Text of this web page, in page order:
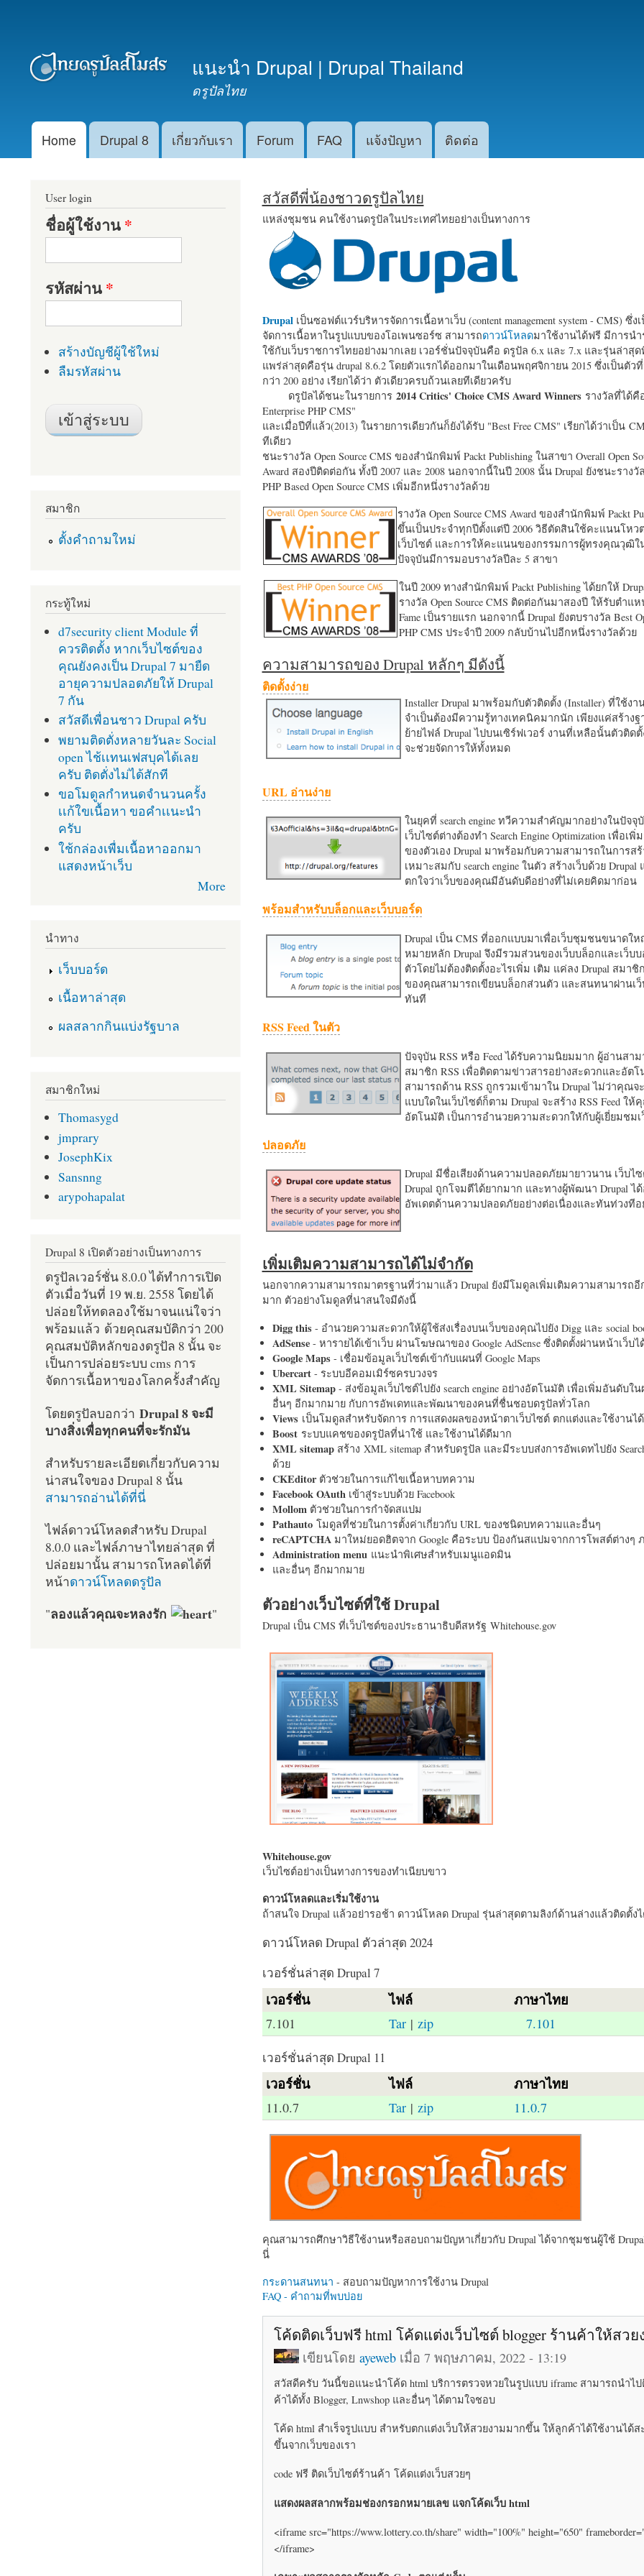
หลัก
แนะนำ Drupal | Drupal Thailand
ดรูปัลไทย
Main menu
Home Drupal 8 เกี่ยวกับเรา Forum FAQ แจ้งปัญหา ติดต่อ
สวัสดีพี่น้องชาวดรูปัลไทย
แหล่งชุมชน คนใช้งานดรูปัลในประเทศไทยอย่างเป็นทางการ
Drupalเป็นซอฟต์แวร์บริหารจัดการเนื้อหาเว็บ (content management system - CMS) ซึ่ง
จัดการเนื้อหาในรูปแบบของโอเพนซอร์ซ สามารถดาวน์โหลดมาใช้งานได้ฟรี มีการน
ใช้กับเว็บราชการไทยอย่างมากเลย เวอร์ชั่นปัจจุบันคือ ดรูปัล 6.x และ 7.x และรุ่นล่าสุด
แพร่ล่าสุดคือรุ่น drupal 8.6.2 โดยตัวแรกได้ออกมาในเดือนพฤศจิกายน 2015 ซึ่งเป็นตั
กว่า 200 อย่าง เรียกได้ว่า ตัวเดียวครบถ้วนเลยทีเดียวครับ
ดรูปัลได้ชนะในรายการ 2014 Critics' Choice CMS Award Winners รางวัลที่ได้คื
Enterprise PHP CMS"
และเมื่อปีที่แล้ว(2013) ในรายการเดียวกันก็ยังได้รับ "Best Free CMS" เรียกได้ว่าเป็น
ทีเดียว
ชนะรางวัล Open Source CMS ของสำนักพิมพ์ Packt Publishing ในสาขา Overall Open
Award สองปีติดต่อกัน ทั้งปี 2007 และ 2008 นอกจากนี้ในปี 2008 นั้น Drupal ยังชนะรางวั
PHP Based Open Source CMS เพิ่มอีกหนึ่งรางวัลด้วย
รางวัล Open Source CMS Award ของสำนักพิมพ์ Packt
ขึ้นเป็นประจำทุกปีตั้งแต่ปี 2006 วิธีตัดสินใช้คะแนนโหว
เว็บไซต์ และการให้คะแนนของกรรมการผู้ทรงคุณวุฒิใ
ปัจจุบันมีการมอบรางวัลปีละ 5 สาขา
ในปี 2009 ทางสำนักพิมพ์ Packt Publishing ได้ยกให้
รางวัล Open Source CMS ติดต่อกันมาสองปี ให้รับตำแ
Fame เป็นรายแรก นอกจากนี้ Drupal ยังตบรางวัล Best
PHP CMS ประจำปี 2009 กลับบ้านไปอีกหนึ่งรางวัลด้วย
ความสามารถของ Drupal หลักๆ มีดังนี้
ติดตั้งง่าย
Installer Drupal มาพร้อมกับตัวติดตั้ง (Installer) ที่ใช้งา
จำเป็นต้องมีความรู้ทางเทคนิคมากนัก เพียงแค่สร้าง
ย้ายไฟล์ Drupal ไปบนเซิร์ฟเวอร์ งานที่เหลือนั้นตัวติดตั้
จะช่วยจัดการให้ทั้งหมด
URL อ่านง่าย
ในยุคที่ search engine ทวีความสำคัญมากอย่างในปัจจุ
เว็บไซต์ต่างต้องทำ Search Engine Optimization เพื่อเ
ของตัวเอง Drupal มาพร้อมกับความสามารถในการสร้
เหมาะสมกับ search engine ในตัว สร้างเว็บด้วย
ตกใจว่าเว็บของคุณมีอันดับดีอย่างที่ไม่เคยคิดมาก่อน
พร้อมสำหรับบล็อกและเว็บบอร์ด
Drupal เป็น CMS ที่ออกแบบมาเพื่อเว็บชุมชนขนาดให
หมายหลัก Drupal จึงมีรวมส่วนของเว็บบล็อกและเว็บ
ตัวโดยไม่ต้องติดตั้งอะไรเพิ่ม เติม แค่ลง Drupal สมาชิ
ของคุณสามารถเขียนบล็อกส่วนตัว และสนทนาผ่านเว็
ทันที
RSS Feed ในตัว
ปัจจุบัน RSS หรือ Feed ได้รับความนิยมมาก ผู้อ่านสา
สมาชิก RSS เพื่อติดตามข่าวสารอย่างสะดวกและอัต
สามารถด้าน RSS ถูกรวมเข้ามาใน Drupal ไม่ว่าคุณจ
แบบใดในเว็บไซต์ก็ตาม Drupal จะสร้าง RSS Feed ให้
อัตโนมัติ เป็นการอำนวยความสะดวกใหักับผู้เยี่ยมชม
ปลอดภัย
Drupal มีชื่อเสียงด้านความปลอดภัยมายาวนาน เว็บไ
Drupal ถูกโจมตีได้ยากมาก และทางผู้พัฒนา Drupal ไ
อัพเดตด้านความปลอดภัยอย่างต่อเนื่องและทันท่วงทีอ
เพิ่มเติมความสามารถได้ไม่จำกัด
นอกจากความสามารถมาตรฐานที่ว่ามาแล้ว Drupal ยังมีโมดูลเพิ่มเติมความสามารถอี
มาก ตัวอย่างโมดูลที่น่าสนใจมีดังนี้
Digg this- อำนวยความสะดวกให้ผู้ใช้ส่งเรื่องบนเว็บของคุณไปยัง Digg และ social
AdSense- หารายได้เข้าเว็บ ผ่านโฆษณาของ Google AdSense ซึ่งติดตั้งผ่านหน้าเว็บไ
Google Maps- เชื่อมข้อมูลเว็บไซต์เข้ากับแผนที่ Google Maps
Ubercart- ระบบอีคอมเมิร์ซครบวงจร
XML Sitemap- ส่งข้อมูลเว็บไซต์ไปยัง search engine อย่างอัตโนมัติ เพื่อเพิ่มอันดับใ
อื่นๆ อีกมากมาย กับการอัพเดทและพัฒนาของคนที่ชื่นชอบดรูปัลทั่วโลก
Views เป็นโมดูลสำหรับจัดการ การแสดงผลของหน้าตาเว็บไซต์ ตกแต่งและใช้งานไ
Boost ระบบแคชของดรูปัลที่น่าใช้ และใช้งานได้ดีมาก
XML sitemapสร้าง XML sitemap สำหรับดรูปัล และมีระบบส่งการอัพเดทไปยัง
ด้วย
CKEditorตัวช่วยในการแก้ไขเนื้อหาบทความ
Facebook OAuth เข้าสู่ระบบด้วย Facebook
Mollom ตัวช่วยในการกำจัดสแปม
Pathautoโมดูลที่ช่วยในการตั้งค่าเกี่ยวกับ URL ของชนิดบทความและอื่นๆ
reCAPTCHA มาใหม่ยอดฮิตจาก Google คือระบบ ป้องกันสแปมจากการโพสต์ต่างๆ
Administration menu แนะนำพิเศษสำหรับเมนูแอดมิน
และอื่นๆ อีกมากมาย
ตัวอย่างเว็บไซต์ที่ใช้ Drupal
Drupal เป็น CMS ที่เว็บไซต์ของประธานาธิบดีสหรัฐ Whitehouse.gov
Whitehouse.gov
เว็บไซต์อย่างเป็นทางการของทำเนียบขาว
ดาวน์โหลดและเริ่มใช้งาน
ถ้าสนใจ Drupal แล้วอย่ารอช้า ดาวน์โหลด Drupal รุ่นล่าสุดตามลิงก์ด้านล่างแล้วติดตั้ง
ดาวน์โหลด Drupal ตัวล่าสุด 2024
เวอร์ชั่นล่าสุด Drupal 7
เวอร์ชั่น ไฟล์ ภาษาไทย
7.101 Tar| zip 7.101
เวอร์ชั่นล่าสุด Drupal 11
เวอร์ชั่น ไฟล์ ภาษาไทย
11.0.7 Tar| zip 11.0.7
คุณสามารถศึกษาวิธีใช้งานหรือสอบถามปัญหาเกี่ยวกับ Drupal ได้จากชุมชนผู้ใช้
นี่
กระดานสนทนา - สอบถามปัญหาการใช้งาน Drupal
FAQ - คำถามที่พบบ่อย
โค้ดติดเว็บฟรี html โค้ดแต่งเว็บไซต์ blogger ร้านค้าให้สวย
เขียนโดย ayewebเมื่อ 7 พฤษภาคม, 2022 - 13:19
สวัสดีครับ วันนี้ขอแนะนำโค้ด html บริการตรวจหวยในรูปแบบ iframe สามารถนำไป
ค้าได้ทั้ง Blogger, Lnwshop และอื่นๆ ได้ตามใจชอบ
โค้ด html สำเร็จรูปแบบ สำหรับตกแต่งเว็บให้สวยงามมากขึ้น ให้ลูกค้าได้ใช้งานได้
ขึ้นจากเว็บของเรา
code ฟรี ติดเว็บไซต์ร้านค้า โค้ดแต่งเว็บสวยๆ
แสดงผลสลากพร้อมช่องกรอกหมายเลข แจกโค้ดเว็บ html
<iframe src="https://www.lottery.co.th/share" width="100%" height="650"
</iframe>
User login
ชื่อผู้ใช้งาน*
รหัสผ่าน*
สร้างบัญชีผู้ใช้ใหม่
ลืมรหัสผ่าน
สมาชิก
ตั้งคำถามใหม่
กระทู้ใหม่
d7security client Module ที่
ควรติดตั้ง หากเว็บไซต์ของ
คุณยังคงเป็น Drupal 7 มายืด
อายุความปลอดภัยให้ Drupal
7 กัน
สวัสดีเพื่อนชาว Drupal ครับ
พยามติดตั่งหลายวันละ Social
open ไช้เเทนเฟสบุคได้เลย
ครับ ติดตั่งไม่ได้สักที
ขอโมดูลกำหนดจำนวนครั้ง
เเก้ใขเนื้อหา ขอคำเเนะนำ
ครับ
ใช้กล่องเพื่มเนื้อหาออกมา
แสดงหน้าเว็บ
More
นำทาง
เว็บบอร์ด
เนื้อหาล่าสุด
ผลสลากกินแบ่งรัฐบาล
สมาชิกใหม่
Thomasygd
jmprary
JosephKix
Sansnng
arypohapalat
Drupal 8 เปิดตัวอย่างเป็นทางการ
ดรูปัลเวอร์ชั่น 8.0.0 ได้ทำการเปิด
ตัวเมื่อวันที่ 19 พ.ย. 2558 โดยได้
ปล่อยให้ทดลองใช้มาจนแน่ใจว่า
พร้อมแล้ว ด้วยคุณสมบัติกว่า 200
คุณสมบัติหลักของดรูปัล 8 นั้น จะ
เป็นการปล่อยระบบ cms การ
จัดการเนื้อหาของโลกครั้งสำคัญ
โดยดรูปัลบอกว่า Drupal 8 จะมี
บางสิ่งเพื่อทุกคนที่จะรักมัน
สำหรับรายละเอียดเกี่ยวกับความ
น่าสนใจของ Drupal 8 นั้น
สามารถอ่านได้ที่นี่
ไฟล์ดาวน์โหลดสำหรับ Drupal
8.0.0 และไฟล์ภาษาไทยล่าสุด ที่
ปล่อยมานั้น สามารถโหลดได้ที่
หน้าดาวน์โหลดดรูปัล
"ลองแล้วคุณจะหลงรัก "